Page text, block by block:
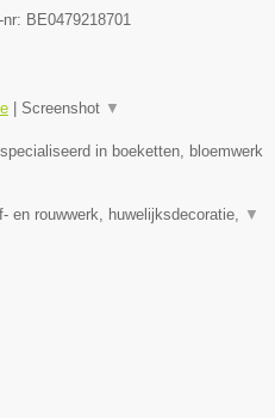
BE0479218701
Screenshot ▼
in boeketten, bloemwerk
en rouwwerk, huwelijksdecoratie, ▼